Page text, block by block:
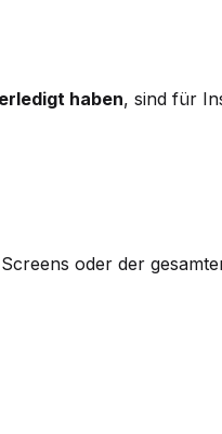
haben, sind für
Screens oder der